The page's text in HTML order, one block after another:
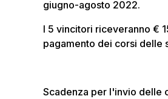
giugno-agosto 2022.
I 5 vincitori riceveranno €
pagamento dei corsi delle
Scadenza per l'invio delle